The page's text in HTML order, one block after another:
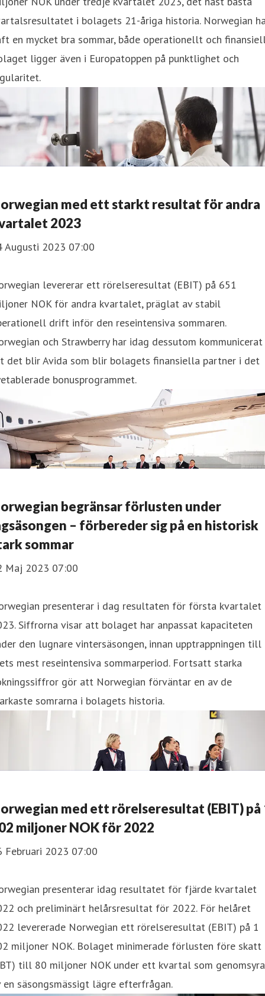
i bolagets 21-åriga historia. Norwegian
en mycket bra sommar, både operationellt och
ligger även i Europatoppen på punktlighet och
med ett starkt resultat för andra
2023
Augusti 2023 07:00
levererar ett rörelseresultat (EBIT) på 651
NOK för andra kvartalet, präglat av stabil
drift inför den reseintensiva sommaren.
och Strawberry har idag dessutom kommunicerat
det blir Avida som blir bolagets finansiella partner i det
bonusprogrammet.
begränsar förlusten under
– förbereder sig på en historisk
sommar
Maj 2023 07:00
presenterar i dag resultaten för första kvartalet
Siffrorna visar att bolaget har anpassat kapaciteten
den lugnare vintersäsongen, innan upptrappningen till
mest reseintensiva sommarperiod. Fortsatt starka
gör att Norwegian förväntar en av de
somrarna i bolagets historia.
med ett rörelseresultat (EBIT) på
miljoner NOK för 2022
Februari 2023 07:00
presenterar idag resultatet för fjärde kvartalet
och preliminärt helårsresultat för 2022. För helåret
levererade Norwegian ett rörelseresultat (EBIT) på 1
miljoner NOK. Bolaget minimerade förlusten före skatt
till 80 miljoner NOK under ett kvartal som
en säsongsmässigt lägre efterfrågan.